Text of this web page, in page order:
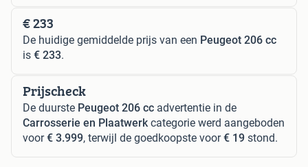
€ 233
De huidige gemiddelde prijs van een Peugeot 206 cc
is € 233.
Prijscheck
De duurste Peugeot 206 cc advertentie in de
Carrosserie en Plaatwerk categorie werd aangeboden
voor€ 3.999, terwijl de goedkoopste voor€ 19 stond.